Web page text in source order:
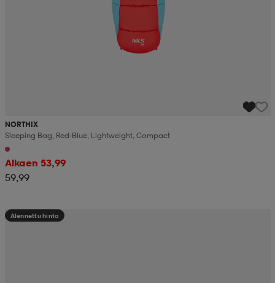
NORTHIX
Sleeping Bag, Red-Blue, Lightweight, Compact
Alkaen 53,99
59,99
Alennettu hinta